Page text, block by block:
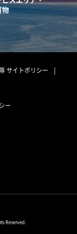
物
サイトポリシー
ー
Reserved.